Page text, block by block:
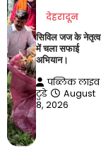
देहरादून
सिविल जज के नेतृत्व
में चला सफाई
अभियान।
पब्लिक लाइव
टुडे
August
8, 2026